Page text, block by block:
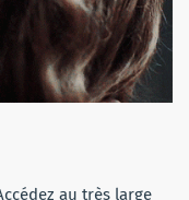
au très large